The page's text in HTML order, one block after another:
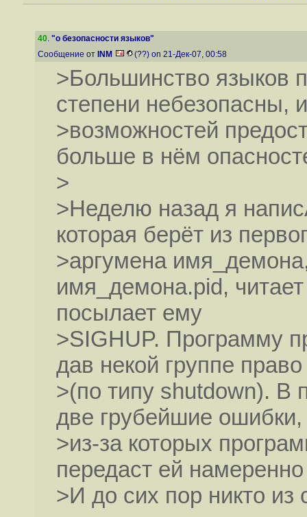
40. "о безопасности языков"
Сообщение от INM (??) on 21-Дек-07, 00:58
>Большинство языков
степени небезопасны,
>возможностей
больше в нём
>
>Неделю назад я
которая берёт из
>аргумена
имя_демона.pid,
посылает ему
>SIGHUP. Программу
дав некой группе
>(по типу shutdown). В
две грубейшие ошибки,
>из-за которых
передаст ей
>И до сих пор никто